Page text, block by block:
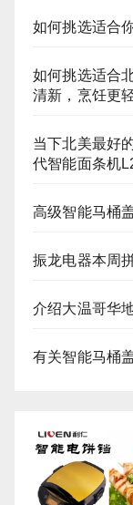
如何挑选适合
如何挑选适合
清新，烹饪更
当下北美最好
代智能面条机
高级智能马桶
振龙电器本周
介绍大温哥华
有关智能马桶